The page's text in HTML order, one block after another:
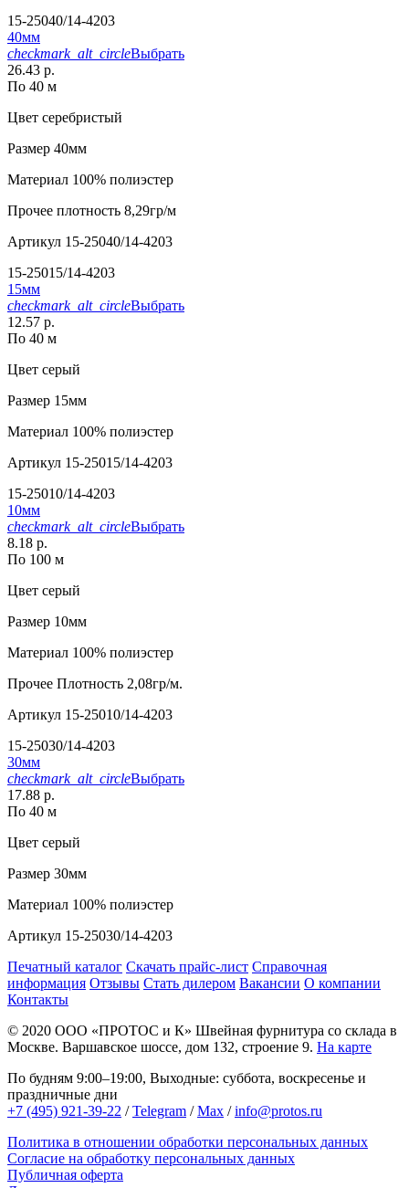
15-25040/14-4203
40мм
checkmark_alt_circleВыбрать
26.43 р.
По 40 м
Цвет серебристый
Размер 40мм
Материал 100% полиэстер
Прочее плотность 8,29гр/м
Артикул 15-25040/14-4203
15-25015/14-4203
15мм
checkmark_alt_circleВыбрать
12.57 р.
По 40 м
Цвет серый
Размер 15мм
Материал 100% полиэстер
Артикул 15-25015/14-4203
15-25010/14-4203
10мм
checkmark_alt_circleВыбрать
8.18 р.
По 100 м
Цвет серый
Размер 10мм
Материал 100% полиэстер
Прочее Плотность 2,08гр/м.
Артикул 15-25010/14-4203
15-25030/14-4203
30мм
checkmark_alt_circleВыбрать
17.88 р.
По 40 м
Цвет серый
Размер 30мм
Материал 100% полиэстер
Артикул 15-25030/14-4203
Печатный каталог Скачать прайс-лист Справочная
информация Отзывы Стать дилером Вакансии О компании
Контакты
© 2020 ООО «ПРОТОС и К» Швейная фурнитура со склада в
Москве. Варшавское шоссе, дом 132, строение 9. На карте
По будням 9:00–19:00, Выходные: суббота, воскресенье и
праздничные дни
+7 (495) 921-39-22 /Telegram /Max /info@protos.ru
Политика в отношении обработки персональных данных
Согласие на обработку персональных данных
Публичная оферта